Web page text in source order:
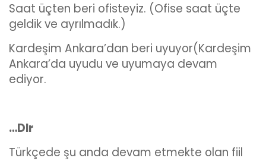
Saat üçten beri ofisteyiz. (Ofise saat üçte
geldik ve ayrılmadık.)
Kardeşim Ankara’dan beri uyuyor(Kardeşim
Ankara’da uyudu ve uyumaya devam
ediyor.
…DIr
Türkçede şu anda devam etmekte olan fiil